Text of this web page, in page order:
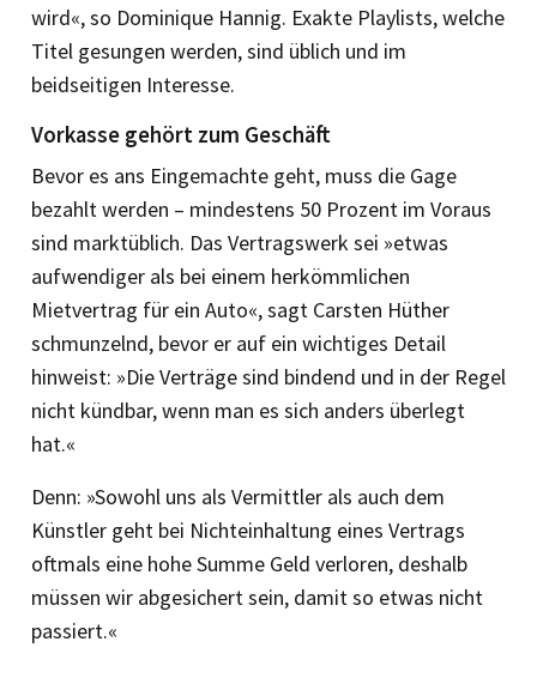
wird«, so Dominique Hannig. ­Exakte Playlists, welche
Titel gesungen werden, sind üblich und im
beidseitigen Interesse.
Vorkasse gehört zum Geschäft
Bevor es ans Eingemachte geht, muss die Gage
bezahlt werden – mindestens 50 Prozent im Voraus
sind marktüblich. Das Vertragswerk sei »etwas
aufwendiger als bei einem herkömmlichen
Mietvertrag für ein Auto«, sagt Carsten Hüther
schmunzelnd, bevor er auf ein wichtiges Detail
hinweist: »Die Verträge sind bindend und in der Regel
nicht kündbar, wenn man es sich anders überlegt
hat.«
Denn: »Sowohl uns als Vermittler als auch dem
Künstler geht bei Nichteinhaltung eines Vertrags
oftmals eine hohe Summe Geld verloren, deshalb
müssen wir abgesichert sein, damit so etwas nicht
passiert.«